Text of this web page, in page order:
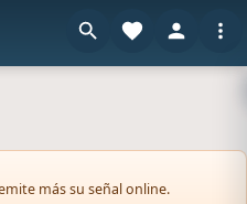
más su señal online.